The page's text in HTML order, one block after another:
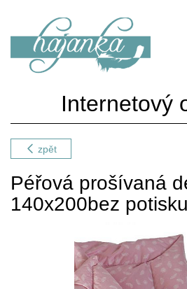
Internetový
zpět
Péřová prošívaná
140x200bez potisku